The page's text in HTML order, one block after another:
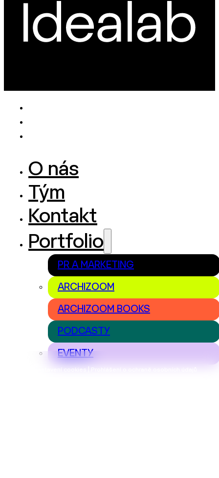
Nastavení cookies | Prohlášení o ochraně osobních údajů
O nás
Tým
Kontakt
Portfolio
PR A MARKETING
ARCHIZOOM
ARCHIZOOM BOOKS
PODCASTY
EVENTY